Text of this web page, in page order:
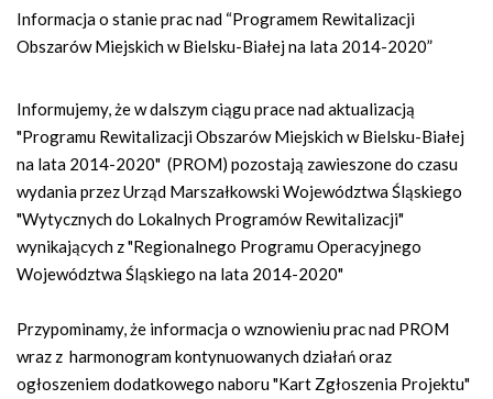
Informacja o stanie prac nad “Programem Rewitalizacji
Obszarów Miejskich w Bielsku-Białej na lata 2014-2020”
Informujemy, że w dalszym ciągu prace nad aktualizacją
"Programu Rewitalizacji Obszarów Miejskich w Bielsku-Białej
na lata 2014-2020" (PROM) pozostają zawieszonedo czasu
wydania przez Urząd Marszałkowski Województwa Śląskiego
"Wytycznych do Lokalnych Programów Rewitalizacji"
wynikających z "Regionalnego Programu Operacyjnego
Województwa Śląskiego na lata 2014-2020"
Przypominamy, że informacja o wznowieniu prac nad PROM
wraz z harmonogram kontynuowanych działań oraz
ogłoszeniem dodatkowego naboru "Kart Zgłoszenia Projektu"